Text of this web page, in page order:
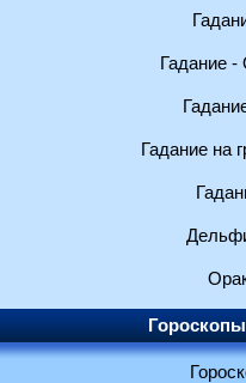
Гадание
Гадание на